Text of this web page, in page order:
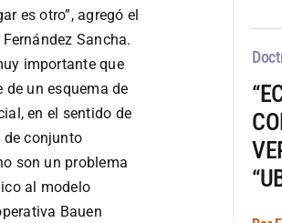
es otro”, agregó el
Sancha.
importante que
un esquema de
en el sentido de
de conjunto
son un problema
al modelo
Bauen